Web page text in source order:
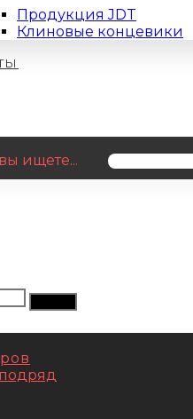
Продукция JDT
Клиновые концевики
ищете...